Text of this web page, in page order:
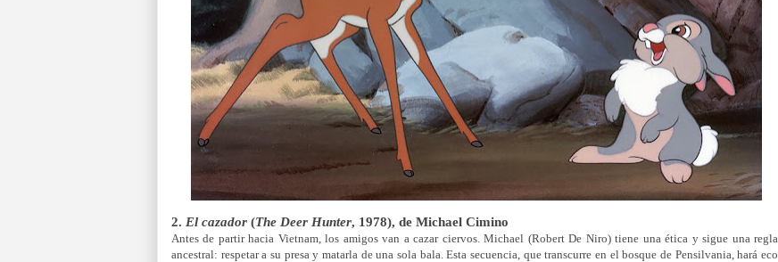
2. El cazador (The Deer Hunter, 1978), de Michael Cimino
Antes de partir hacia Vietnam, los amigos van a cazar ciervos. Michael (Robert De Niro) tiene una ética y sigue una regla
ancestral: respetar a su presa y matarla de una sola bala. Esta secuencia, que transcurre en el bosque de Pensilvania, hará eco